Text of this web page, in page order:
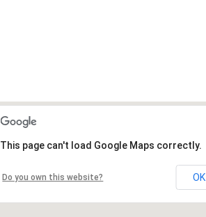
This page can't load Google Maps correctly.
Do you own this website? OK